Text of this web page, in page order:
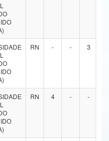
Comunicações
Humanos
RN - - 3
RN 4 - -